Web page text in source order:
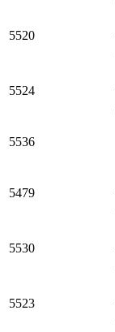
5520
5524
5536
5479
5530
5523